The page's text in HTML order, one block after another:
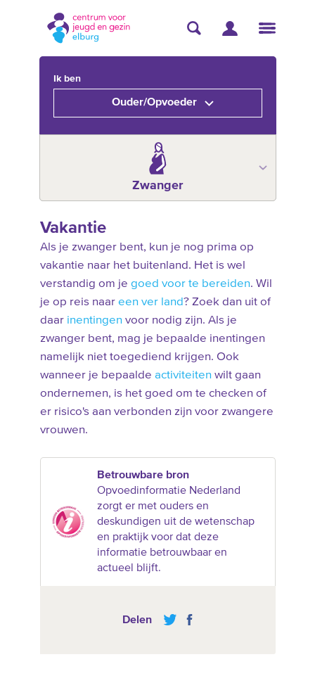
Ik ben
Ouder/Opvoeder
Zwanger
Vakantie
Als je zwanger bent, kun je nog prima op
vakantie naar het buitenland. Het is wel
verstandig om je goed voor te bereiden. Wil
je op reis naar een ver land? Zoek dan uit of
daar inentingen voor nodig zijn. Als je
zwanger bent, mag je bepaalde inentingen
namelijk niet toegediend krijgen. Ook
wanneer je bepaalde activiteiten wilt gaan
ondernemen, is het goed om te checken of
er risico's aan verbonden zijn voor zwangere
vrouwen.
Betrouwbare bron
Opvoedinformatie Nederland
zorgt er met ouders en
deskundigen uit de wetenschap
en praktijk voor dat deze
informatie betrouwbaar en
actueel blijft.
Delen